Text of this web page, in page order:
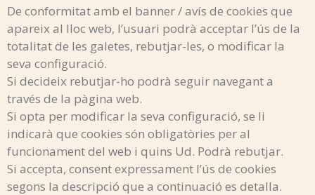
De conformitat amb el banner / avís de cookies que
apareix al lloc web, l’usuari podrà acceptar l’ús de la
totalitat de les galetes, rebutjar-les, o modificar la
seva configuració.
Si decideix rebutjar-ho podrà seguir navegant a
través de la pàgina web.
Si opta per modificar la seva configuració, se li
indicarà que cookies són obligatòries per al
funcionament del web i quins Ud. Podrà rebutjar.
Si accepta, consent expressament l’ús de cookies
segons la descripció que a continuació es detalla.